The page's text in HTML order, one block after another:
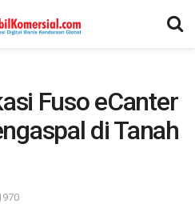
Fuso eCanter
di Tanah